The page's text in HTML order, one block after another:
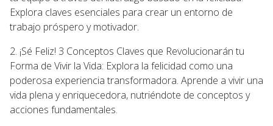
Explora claves esenciales para crear un entorno de
trabajo próspero y motivador.
2. ¡Sé Feliz! 3 Conceptos Claves que Revolucionarán tu
Forma de Vivir la Vida: Explora la felicidad como una
poderosa experiencia transformadora. Aprende a vivir una
vida plena y enriquecedora, nutriéndote de conceptos y
acciones fundamentales.